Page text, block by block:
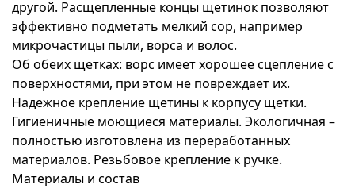
другой. Расщепленные концы щетинок позволяют
эффективно подметать мелкий сор, например
микрочастицы пыли, ворса и волос.
Об обеих щетках: ворс имеет хорошее сцепление с
поверхностями, при этом не повреждает их.
Надежное крепление щетины к корпусу щетки.
Гигиеничные моющиеся материалы. Экологичная –
полностью изготовлена из переработанных
материалов. Резьбовое крепление к ручке.
Материалы и состав